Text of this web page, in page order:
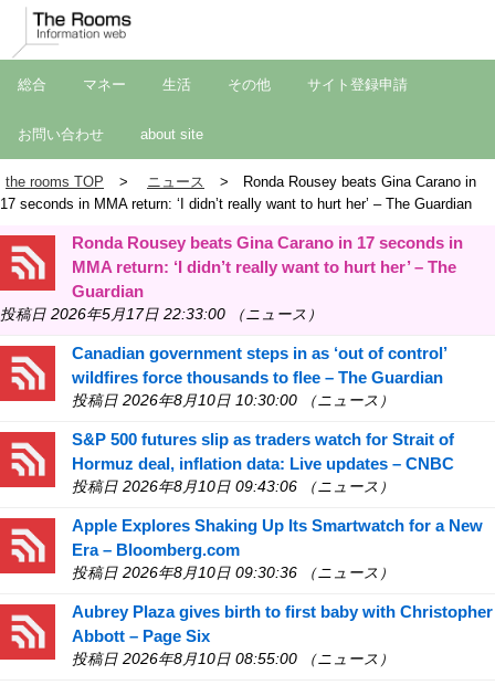
総合 マネー 生活 その他 サイト登録申請
お問い合わせ about site
the rooms TOP ニュース
Ronda Rousey beats Gina Carano in
17 seconds in MMA return: ‘I didn’t really want to hurt her’ – The Guardian
Ronda Rousey beats Gina Carano in 17 seconds in
MMA return: ‘I didn’t really want to hurt her’ – The
Guardian
投稿日 2026年5月17日 22:33:00 （ニュース）
Canadian government steps in as ‘out of control’
wildfires force thousands to flee – The Guardian
投稿日 2026年8月10日 10:30:00 （ニュース）
S&P 500 futures slip as traders watch for Strait of
Hormuz deal, inflation data: Live updates – CNBC
投稿日 2026年8月10日 09:43:06 （ニュース）
Apple Explores Shaking Up Its Smartwatch for a New
Era – Bloomberg.com
投稿日 2026年8月10日 09:30:36 （ニュース）
Aubrey Plaza gives birth to first baby with Christopher
Abbott – Page Six
投稿日 2026年8月10日 08:55:00 （ニュース）